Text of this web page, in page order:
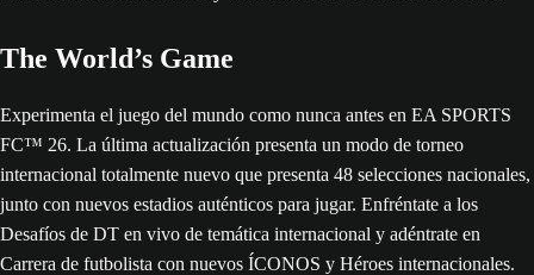
The World’s Game
Experimenta el juego del mundo como nunca antes en EA SPORTS
FC™ 26. La última actualización presenta un modo de torneo
internacional totalmente nuevo que presenta 48 selecciones nacionales,
junto con nuevos estadios auténticos para jugar. Enfréntate a los
Desafíos de DT en vivo de temática internacional y adéntrate en
Carrera de futbolista con nuevos ÍCONOS y Héroes internacionales.